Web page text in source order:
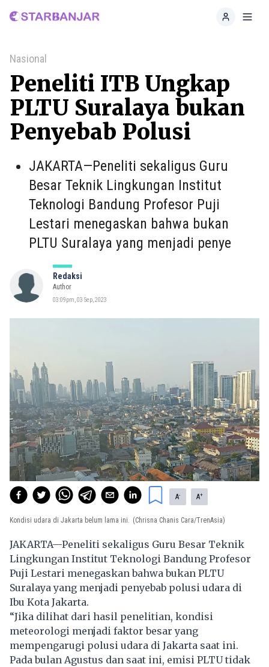
Home
Nasional
Peneliti ITB Ungkap
PLTU Suralaya bukan
Penyebab Polusi
JAKARTA—Peneliti sekaligus Guru
Besar Teknik Lingkungan Institut
Teknologi Bandung Profesor Puji
Lestari menegaskan bahwa bukan
PLTU Suralaya yang menjadi penye
Redaksi
Author
03:09pm, 03 Sep, 2023
A- A+
Kondisi udara di Jakarta belum lama ini. (Chrisna Chanis Cara/TrenAsia)
JAKARTA—Peneliti sekaligus Guru Besar Teknik
Lingkungan Institut Teknologi Bandung Profesor
Puji Lestari menegaskan bahwa bukan PLTU
Suralaya yang menjadi penyebab polusi udara di
Ibu Kota Jakarta.
“Jika dilihat dari hasil penelitian, kondisi
meteorologi menjadi faktor besar yang
mempengarugi polusi udara di Jakarta saat ini.
Pada bulan Agustus dan saat ini, emisi PLTU tidak